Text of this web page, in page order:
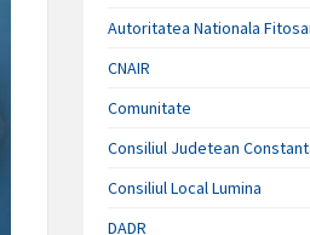
Autoritatea Nationala
CNAIR
Comunitate
Consiliul Judetean
Consiliul Local Lumina
DADR